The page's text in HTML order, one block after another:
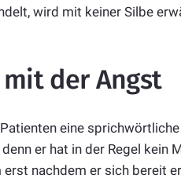
wird mit keiner Silbe
der Angst
eine
er hat in der Regel kein
nachdem er sich bereit